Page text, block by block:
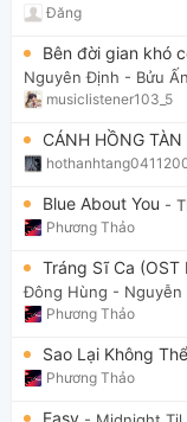
Đăng
Bên đời gian khó
Nguyên Định - Bửu Ấn
musiclistener103_5
CÁNH HỒNG TÀN
Blue About You -
Phương Thảo
Tráng Sĩ Ca (OST
Đông Hùng - Nguyễn
Phương Thảo
Sao Lại Không Thể
Phương Thảo
Easy